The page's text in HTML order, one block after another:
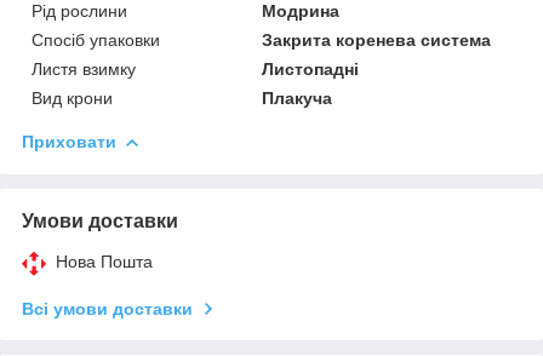
Рід рослини
Модрина
Спосіб упаковки
Закрита коренева система
Листя взимку
Листопадні
Вид крони
Плакуча
Приховати
Умови доставки
Нова Пошта
Всі умови доставки